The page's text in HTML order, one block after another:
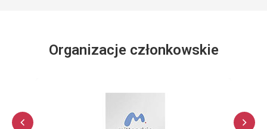
Organizacje członkowskie